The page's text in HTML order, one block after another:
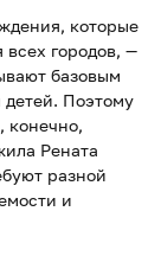
которые
всех городов, —
базовым
Поэтому
конечно,
Рената
разной
и